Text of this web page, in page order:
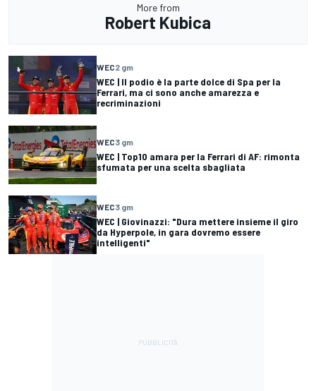
More from
Robert Kubica
WEC2 gm
WEC | Il podio è la parte dolce di Spa per la
Ferrari, ma ci sono anche amarezza e
recriminazioni
WEC3 gm
WEC | Top10 amara per la Ferrari di AF: rimonta
sfumata per una scelta sbagliata
WEC3 gm
WEC | Giovinazzi: "Dura mettere insieme il giro
da Hyperpole, in gara dovremo essere
intelligenti"